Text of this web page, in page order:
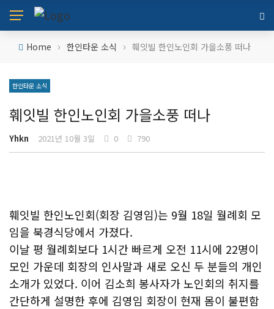
Home › 한인타운 소식 › 훼잇빌 한인노인회 가을소풍 떠나
한인타운 소식
훼잇빌 한인노인회 가을소풍 떠나
Yhkn 2021년 10월 3일 0 790
훼잇빌 한인노인회(회장 김영임)는 9월 18일 월례회 모
임을 북경식당에서 가졌다.
이날 평 월례회보다 1시간 빠르게 오전 11시에 22명이
모인 가운데 회장의 인사말과 새로 오신 두 분들의 개인
소개가 있었다. 이어 김소희 봉사자가 노인회의 취지를
간단하게 설명한 후에 김영임 회장이 현재 몸이 불편함